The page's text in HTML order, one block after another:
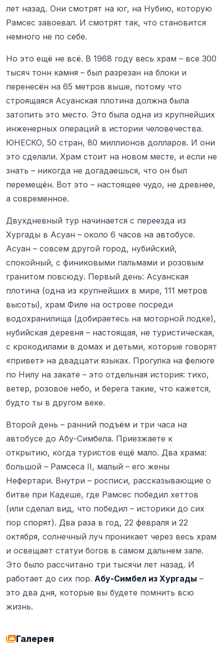
лет назад. Они смотрят на юг, на Нубию, которую
Рамсес завоевал. И смотрят так, что становится
немного не по себе.
Но это ещё не всё. В 1968 году весь храм – все 300
тысяч тонн камня – был разрезан на блоки и
перенесён на 65 метров выше, потому что
строящаяся Асуанская плотина должна была
затопить это место. Это была одна из крупнейших
инженерных операций в истории человечества.
ЮНЕСКО, 50 стран, 80 миллионов долларов. И они
это сделали. Храм стоит на новом месте, и если не
знать – никогда не догадаешься, что он был
перемещён. Вот это – настоящее чудо, не древнее,
а современное.
Двухдневный тур начинается с переезда из
Хургады в Асуан – около 6 часов на автобусе.
Асуан – совсем другой город, нубийский,
спокойный, с финиковыми пальмами и розовым
гранитом повсюду. Первый день: Асуанская
плотина (одна из крупнейших в мире, 111 метров
высоты), храм Филе на острове посреди
водохранилища (добираетесь на моторной лодке),
нубийская деревня – настоящая, не туристическая,
с крокодилами в домах и детьми, которые говорят
«привет» на двадцати языках. Прогулка на фелюге
по Нилу на закате – это отдельная история: тихо,
ветер, розовое небо, и берега такие, что кажется,
будто ты в другом веке.
Второй день – ранний подъём и три часа на
автобусе до Абу-Симбела. Приезжаете к
открытию, когда туристов ещё мало. Два храма:
большой – Рамсеса II, малый – его жены
Нефертари. Внутри – росписи, рассказывающие о
битве при Кадеше, где Рамсес победил хеттов
(или сделал вид, что победил – историки до сих
пор спорят). Два раза в год, 22 февраля и 22
октября, солнечный луч проникает через весь храм
и освещает статуи богов в самом дальнем зале.
Это было рассчитано три тысячи лет назад. И
работает до сих пор. Абу-Симбел из Хургады –
это два дня, которые вы будете помнить всю
жизнь.
Галерея